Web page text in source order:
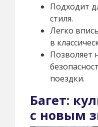
Подходит
стиля.
Легко
в
Позволяет
поездки.
Багет:
с новым